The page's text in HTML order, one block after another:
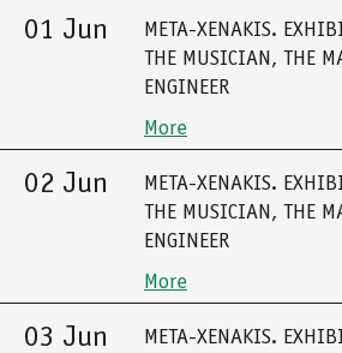
01 Jun
META-XENAKIS.
THE MUSICIAN, THE
ENGINEER
More
02 Jun
META-XENAKIS.
THE MUSICIAN, THE
ENGINEER
More
03 Jun
META-XENAKIS.